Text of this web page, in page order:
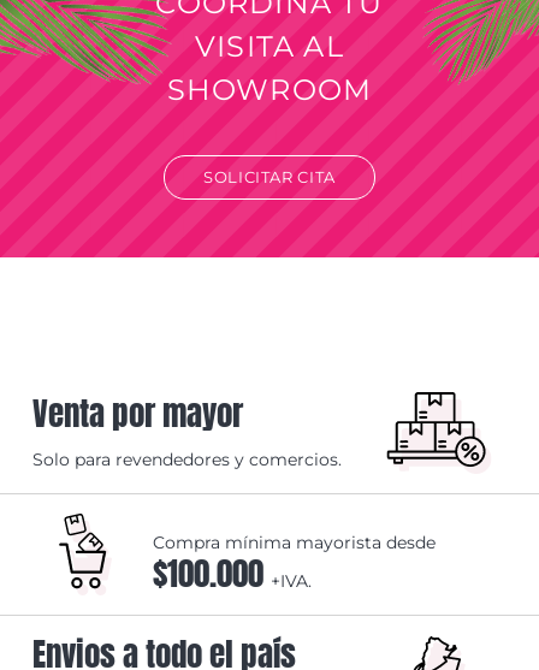
VISITA AL
SHOWROOM
SOLICITAR CITA
Venta por mayor
Solo para revendedores y comercios.
Compra mínima mayorista desde
$100.000 +IVA.
Envios a todo el país